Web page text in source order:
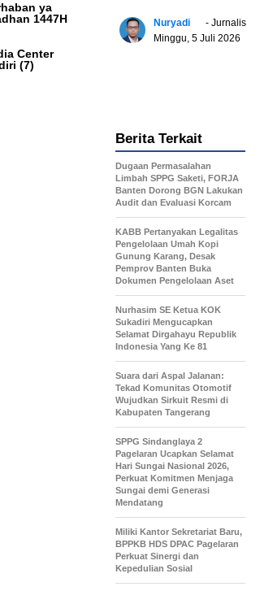
ya
1447H
Center
(7)
Nuryadi
- Jurnalis
Minggu, 5 Juli 2026
Berita Terkait
Dugaan Permasalahan
Limbah SPPG Saketi, FORJA
Banten Dorong BGN Lakukan
Audit dan Evaluasi Korcam
KABB Pertanyakan Legalitas
Pengelolaan Umah Kopi
Gunung Karang, Desak
Pemprov Banten Buka
Dokumen Pengelolaan Aset
Nurhasim SE Ketua KOK
Sukadiri Mengucapkan
Selamat Dirgahayu Republik
Indonesia Yang Ke 81
Suara dari Aspal Jalanan:
Tekad Komunitas Otomotif
Wujudkan Sirkuit Resmi di
Kabupaten Tangerang
SPPG Sindanglaya 2
Pagelaran Ucapkan Selamat
Hari Sungai Nasional 2026,
Perkuat Komitmen Menjaga
Sungai demi Generasi
Mendatang
Miliki Kantor Sekretariat Baru,
BPPKB HDS DPAC Pagelaran
Perkuat Sinergi dan
Kepedulian Sosial